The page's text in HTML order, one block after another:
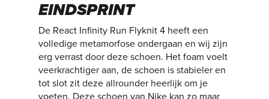
EINDSPRINT
De React Infinity Run Flyknit 4 heeft een
volledige metamorfose ondergaan en wij zijn
erg verrast door deze schoen. Het foam voelt
veerkrachtiger aan, de schoen is stabieler en
tot slot zit deze allrounder heerlijk om je